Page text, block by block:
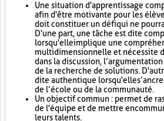
Une situation d'apprentissage
afin d'être motivante pour les
doit constituer un défi qui ne
D'une part, une tâche est dite
lorsqu'elle implique une
multidimensionnelle et nécessite
dans la discussion,
de la recherche de solutions.
dite authentique lorsqu'elle
de l’école ou de la communauté.
Un objectif commun : permet de
de l'équipe et de mettre en
leurs talents.